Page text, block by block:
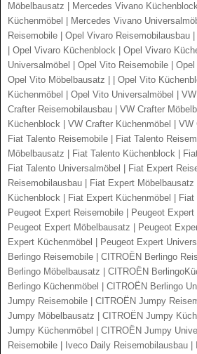
Möbelbausatz | Mercedes Vivano
Küchenmöbel | Mercedes Vivano
Reisemobile | Opel Vivaro Reisemobilausbau
| Opel Vivaro Küchenblock | Opel Vivaro
Universalmöbel | Opel Vito Reisemobile | Opel
Opel Vito Möbelbausatz | | Opel Vito
Küchenmöbel | Opel Vito Universalmöbel |
Crafter Reisemobilausbau | VW Crafter
Küchenblock | VW Crafter Küchenmöbel | VW
Fiat Talento Reisemobile | Fiat Talento
Möbelbausatz | Fiat Talento Küchenblock |
Fiat Talento Universalmöbel | Fiat Expert
Reisemobilausbau | Fiat Expert
Küchenblock | Fiat Expert Küchenmöbel | Fiat
Peugeot Expert Reisemobile | Peugeot Expert
Peugeot Expert Möbelbausatz | Peugeot
Expert Küchenmöbel | Peugeot Expert
Berlingo Reisemobile | CITROËN Berlingo
Berlingo Möbelbausatz | CITROËN
Berlingo Küchenmöbel | CITROËN Berlingo
Jumpy Reisemobile | CITROËN Jumpy
Jumpy Möbelbausatz | CITROËN Jumpy
Jumpy Küchenmöbel | CITROËN Jumpy
Reisemobile | Iveco Daily Reisemobilausbau |